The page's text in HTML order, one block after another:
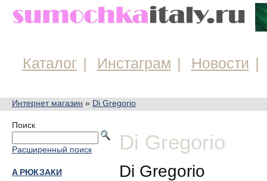
Каталог Инстаграм Новости
Интернет магазин » Di Gregorio
Di Gregorio
Di Gregorio
Поиск
Расширенный поиск
A РЮКЗАКИ